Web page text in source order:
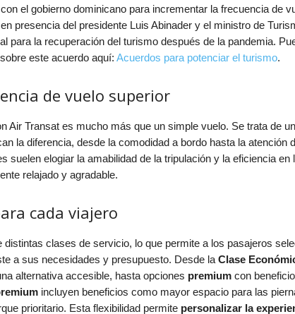
el gobierno dominicano para incrementar la frecuencia de
presencia del presidente Luis Abinader y el ministro de
para la recuperación del turismo después de la pandemia.
este acuerdo aquí: Acuerdos para potenciar el turismo.
de vuelo superior
Air Transat es mucho más que un simple vuelo. Se trata de
la diferencia, desde la comodidad a bordo hasta la atención
suelen elogiar la amabilidad de la tripulación y la eficiencia en
relajado y agradable.
cada viajero
distintas clases de servicio, lo que permite a los pasajeros
a sus necesidades y presupuesto. Desde la Clase
alternativa accesible, hasta opciones premiumcon
incluyen beneficios como mayor espacio para las
prioritario. Esta flexibilidad permite personalizar la